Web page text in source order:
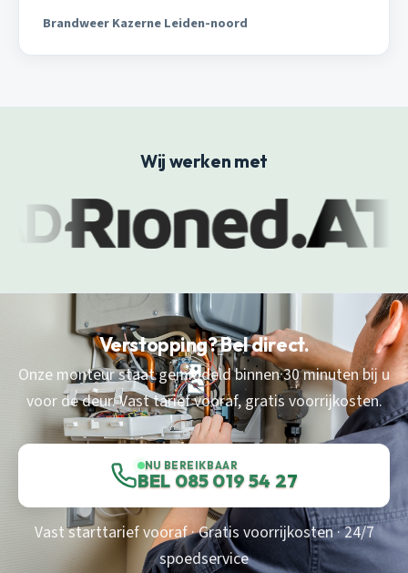
Brandweer Kazerne Leiden-noord
Wij werken met
Verstopping? Bel direct.
Onze monteur staat gemiddeld binnen 30 minuten bij u
voor de deur. Vast tarief vooraf, gratis voorrijkosten.
NU BEREIKBAAR
BEL 085 019 54 27
Vast starttarief vooraf · Gratis voorrijkosten · 24/7
spoedservice